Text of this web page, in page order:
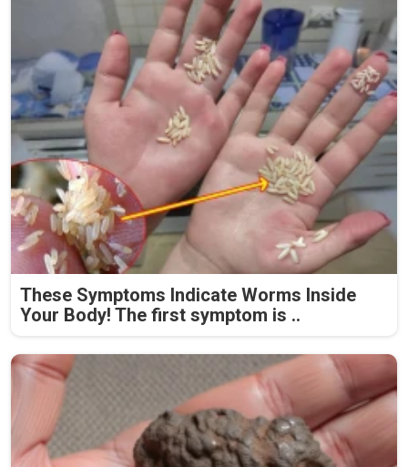
These Symptoms Indicate Worms Inside
Your Body! The first symptom is ..